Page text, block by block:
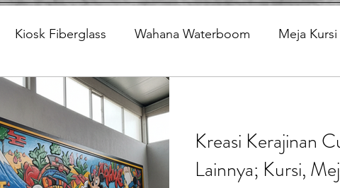
Kiosk Fiberglass Wahana Waterboom Meja
Bak Fiberglass Sirkus Waterplay
Sampah Fiberglass Lining Fiberglass Ilmu
Kreasi Kerajinan
Lainnya; Kursi,